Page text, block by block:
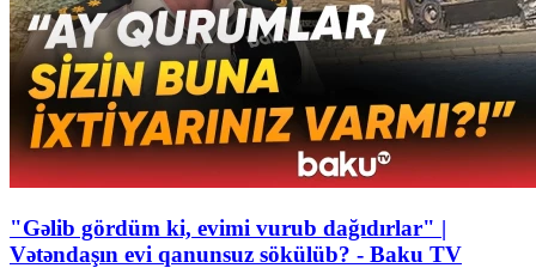
"Gəlib gördüm ki, evimi vurub dağıdırlar" |
Vətəndaşın evi qanunsuz sökülüb? - Baku TV